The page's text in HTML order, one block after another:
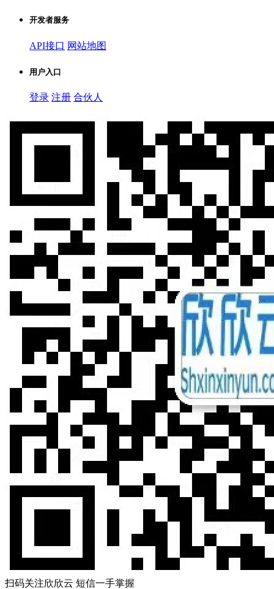
开发者服务
API接口 网站地图
用户入口
登录 注册 合伙人
扫码关注欣欣云 短信一手掌握